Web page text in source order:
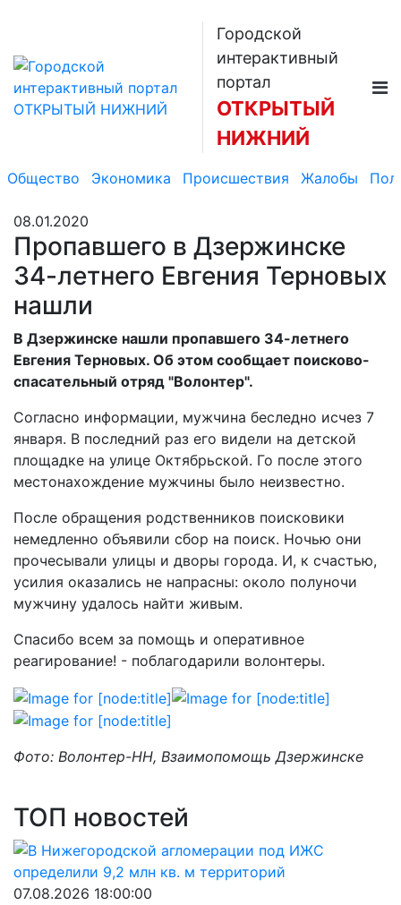
Городской
интерактивный
портал
ОТКРЫТЫЙ
НИЖНИЙ
Общество Экономика Происшествия Жалобы
08.01.2020
Пропавшего в Дзержинске
34-летнего Евгения Терновых
нашли
В Дзержинске нашли пропавшего 34-летнего
Евгения Терновых. Об этом сообщает поисково-
спасательный отряд "Волонтер".
Согласно информации, мужчина беследно исчез 7
января. В последний раз его видели на детской
площадке на улице Октябрьской. Го после этого
местонахождение мужчины было неизвестно.
После обращения родственников поисковики
немедленно объявили сбор на поиск. Ночью они
прочесывали улицы и дворы города. И, к счастью,
усилия оказались не напрасны: около полуночи
мужчину удалось найти живым.
Спасибо всем за помощь и оперативное
реагирование! - поблагодарили волонтеры.
Фото: Волонтер-НН, Взаимопомощь Дзержинске
ТОП новостей
07.08.2026 18:00:00